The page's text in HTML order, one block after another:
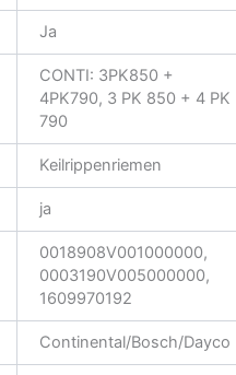
Ja
CONTI: 3PK850 +
4PK790, 3 PK 850 + 4 PK
790
Keilrippenriemen
ja
0018908V001000000,
0003190V005000000,
1609970192
Continental/Bosch/Dayco